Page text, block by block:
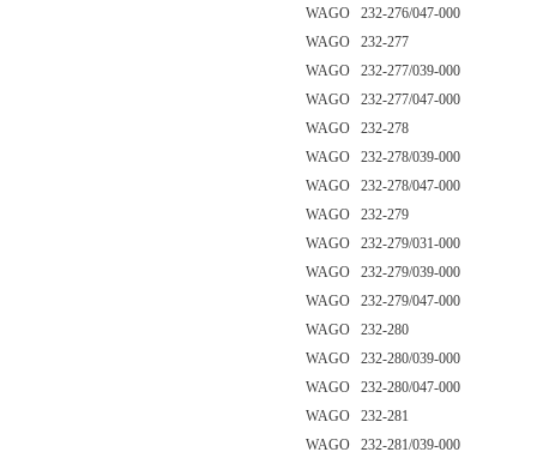
WAGO 232-276/047-000
WAGO 232-277
WAGO 232-277/039-000
WAGO 232-277/047-000
WAGO 232-278
WAGO 232-278/039-000
WAGO 232-278/047-000
WAGO 232-279
WAGO 232-279/031-000
WAGO 232-279/039-000
WAGO 232-279/047-000
WAGO 232-280
WAGO 232-280/039-000
WAGO 232-280/047-000
WAGO 232-281
WAGO 232-281/039-000